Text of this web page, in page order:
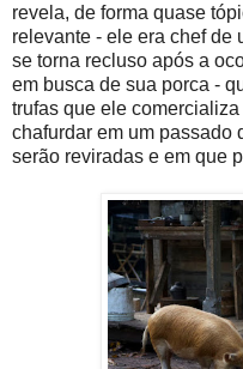
revela, de forma quase
relevante - ele era chef de
se torna recluso após a
em busca de sua porca -
trufas que ele
chafurdar em um passado
serão reviradas e em que